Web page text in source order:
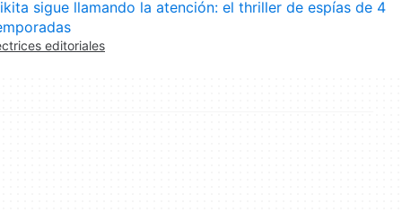
sigue llamando la atención: el thriller de espías de 4
editoriales